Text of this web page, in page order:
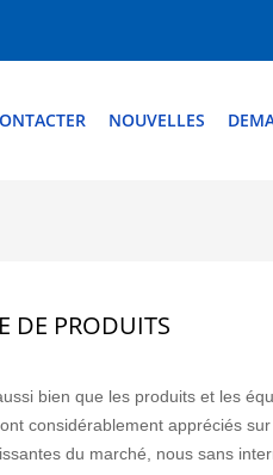
NOUVELLES
DE PRODUITS
bien que les produits et les
considérablement appréciés
du marché, nous sans